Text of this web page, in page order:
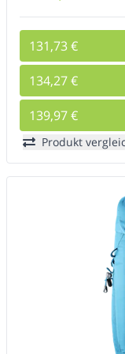
131,73 €
134,27 €
139,97 €
Produkt